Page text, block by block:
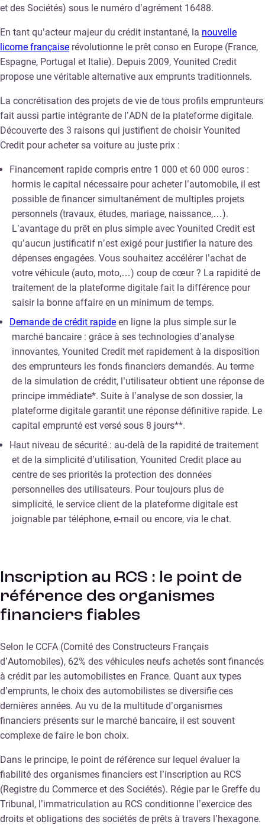
et des Sociétés) sous le numéro d’agrément 16488.
En tant qu’acteur majeur du crédit instantané, la nouvelle
licorne française révolutionne le prêt conso en Europe (France,
Espagne, Portugal et Italie). Depuis 2009, Younited Credit
propose une véritable alternative aux emprunts traditionnels.
La concrétisation des projets de vie de tous profils emprunteurs
fait aussi partie intégrante de l’ADN de la plateforme digitale.
Découverte des 3 raisons qui justifient de choisir Younited
Credit pour acheter sa voiture au juste prix :
Financement rapide compris entre 1 000 et 60 000 euros :
hormis le capital nécessaire pour acheter l’automobile, il est
possible de financer simultanément de multiples projets
personnels (travaux, études, mariage, naissance,…).
L’avantage du prêt en plus simple avec Younited Credit est
qu’aucun justificatif n’est exigé pour justifier la nature des
dépenses engagées. Vous souhaitez accélérer l’achat de
votre véhicule (auto, moto,…) coup de cœur ? La rapidité de
traitement de la plateforme digitale fait la différence pour
saisir la bonne affaire en un minimum de temps.
Demande de crédit rapide en ligne la plus simple sur le
marché bancaire : grâce à ses technologies d’analyse
innovantes, Younited Credit met rapidement à la disposition
des emprunteurs les fonds financiers demandés. Au terme
de la simulation de crédit, l’utilisateur obtient une réponse de
principe immédiate*. Suite à l’analyse de son dossier, la
plateforme digitale garantit une réponse définitive rapide. Le
capital emprunté est versé sous 8 jours**.
Haut niveau de sécurité : au-delà de la rapidité de traitement
et de la simplicité d’utilisation, Younited Credit place au
centre de ses priorités la protection des données
personnelles des utilisateurs. Pour toujours plus de
simplicité, le service client de la plateforme digitale est
joignable par téléphone, e-mail ou encore, via le chat.
Inscription au RCS : le point de
référence des organismes
financiers fiables
Selon le CCFA (Comité des Constructeurs Français
d’Automobiles), 62% des véhicules neufs achetés sont financés
à crédit par les automobilistes en France. Quant aux types
d’emprunts, le choix des automobilistes se diversifie ces
dernières années. Au vu de la multitude d’organismes
financiers présents sur le marché bancaire, il est souvent
complexe de faire le bon choix.
Dans le principe, le point de référence sur lequel évaluer la
fiabilité des organismes financiers est l’inscription au RCS
(Registre du Commerce et des Sociétés). Régie par le Greffe du
Tribunal, l’immatriculation au RCS conditionne l’exercice des
droits et obligations des sociétés de prêts à travers l’hexagone.